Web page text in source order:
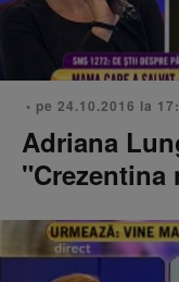
• pe 24.10.2016 la
Adriana
"Crezentina